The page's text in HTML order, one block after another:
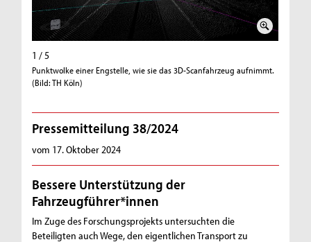
1 / 5
Punktwolke einer Engstelle, wie sie das 3D-Scanfahrzeug aufnimmt.
(Bild: TH Köln)
Pressemitteilung 38/2024
vom 17. Oktober 2024
Bessere Unterstützung der
Fahrzeugführer*innen
Im Zuge des Forschungsprojekts untersuchten die
Beteiligten auch Wege, den eigentlichen Transport zu